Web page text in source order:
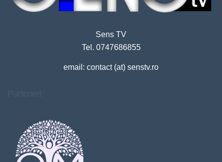
Sens TV
Tel. 0747686855
email: contact (at) senstv.ro